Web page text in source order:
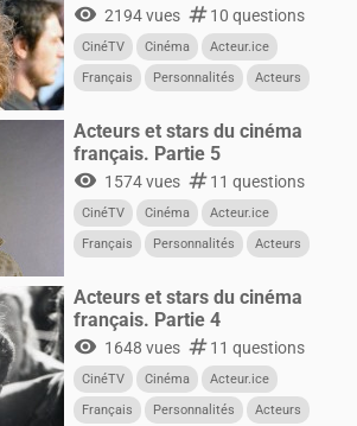
visibility 2194 vues numbers10 questions
CinéTV Cinéma
Acteur.ice
Français
Personnalités
Acteurs
Acteurs et stars du cinéma
français. Partie 5
visibility 1574 vues numbers11 questions
CinéTV Cinéma
Acteur.ice
Français
Personnalités Acteurs
Acteurs et stars du cinéma
français. Partie 4
visibility 1648 vues numbers11 questions
CinéTV Cinéma
Acteur.ice
Français
Personnalités Acteurs